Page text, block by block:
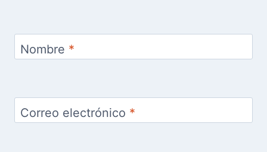
Nombre *
Correo electrónico *